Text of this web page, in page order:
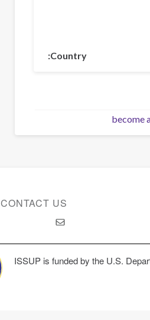
Country
become
CONTACT US
ISSUP is funded by the U.S.